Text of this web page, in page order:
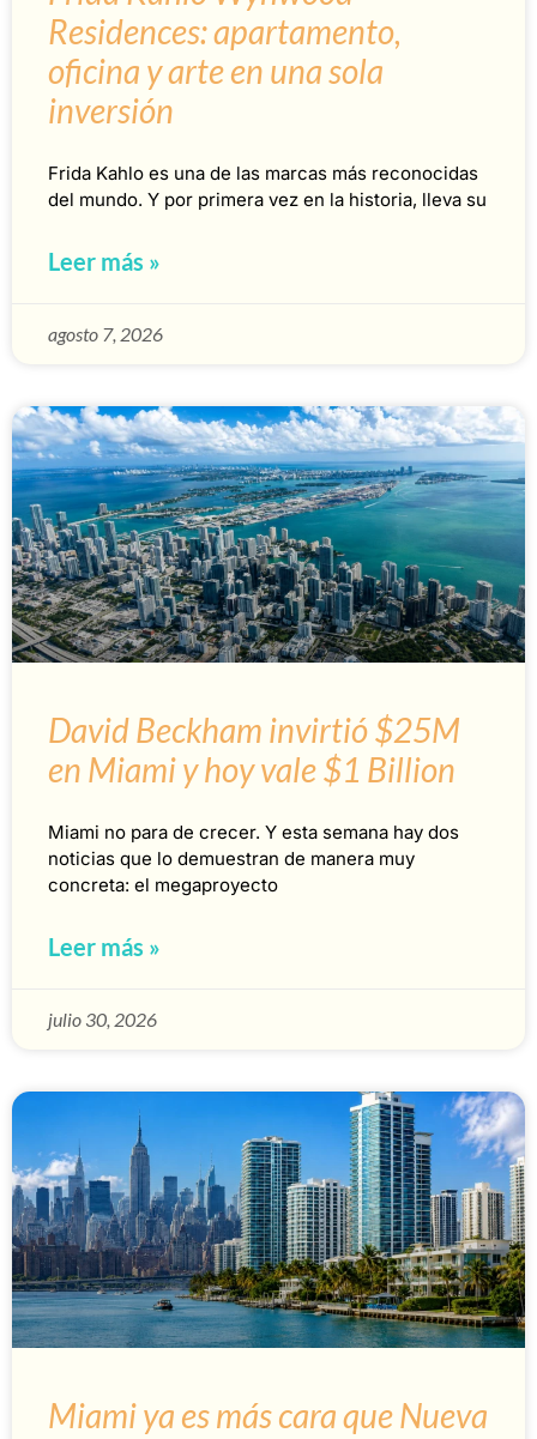
Residences: apartamento,
oficina y arte en una sola
inversión
Frida Kahlo es una de las marcas más reconocidas
del mundo. Y por primera vez en la historia, lleva su
Leer más »
agosto 7, 2026
David Beckham invirtió $25M
en Miami y hoy vale $1 Billion
Miami no para de crecer. Y esta semana hay dos
noticias que lo demuestran de manera muy
concreta: el megaproyecto
Leer más »
julio 30, 2026
Miami ya es más cara que Nueva